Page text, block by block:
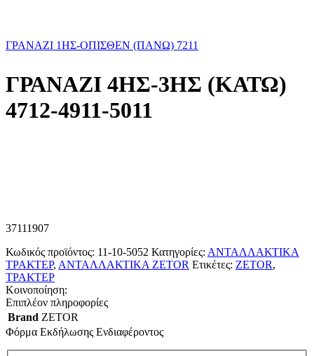
ΓΡΑΝΑΖΙ 1HΣ-ΟΠΙΣΘΕΝ (ΠΑΝΩ) 7211
ΓΡΑΝΑΖΙ 4ΗΣ-3ΗΣ (ΚΑΤΩ)
4712-4911-5011
37111907
Κωδικός προϊόντος: 11-10-5052 Κατηγορίες: ΑΝΤΑΛΛΑΚΤΙΚΑ
ΤΡΑΚΤΕΡ, ΑΝΤΑΛΛΑΚΤΙΚΑ ZETOR Ετικέτες: ZETOR,
ΤΡΑΚΤΕΡ
Κοινοποίηση:
Επιπλέον πληροφορίες
Brand ZETOR
Φόρμα Εκδήλωσης Ενδιαφέροντος